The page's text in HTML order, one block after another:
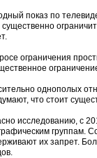
показ по
существенно
ограничения
однополых
что стоит
исследованию, с
группам.
их запрет.